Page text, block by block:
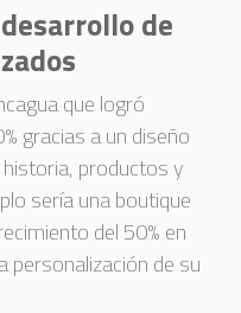
de
que logró
gracias a un diseño
productos y
sería una boutique
del 50% en
personalización de su